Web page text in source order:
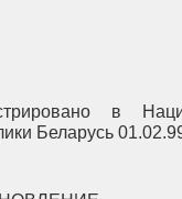
в
Беларусь